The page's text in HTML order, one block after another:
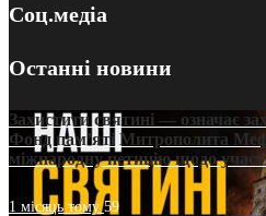
Соц.медіа
Останні новини
Захистити святині — означає
Фонд пам’яті Митрополита
міжнародну петицію щодо
1 місяць тому59